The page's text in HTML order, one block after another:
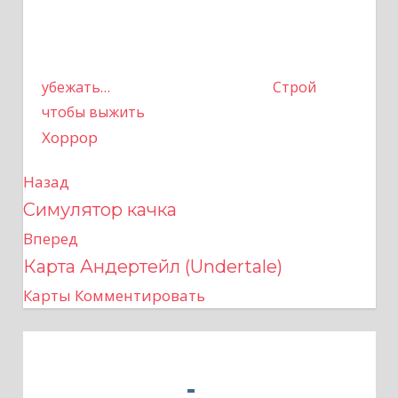
убежать…
Строй
чтобы выжить
Хоррор
Н
а
в
и
Назад
Симулятор качка
Вперед
Карта Андертейл (Undertale)
Карты Комментировать